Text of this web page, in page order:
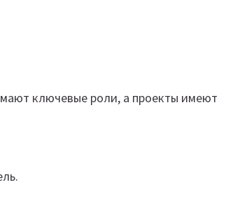
ключевые роли, а проекты имеют